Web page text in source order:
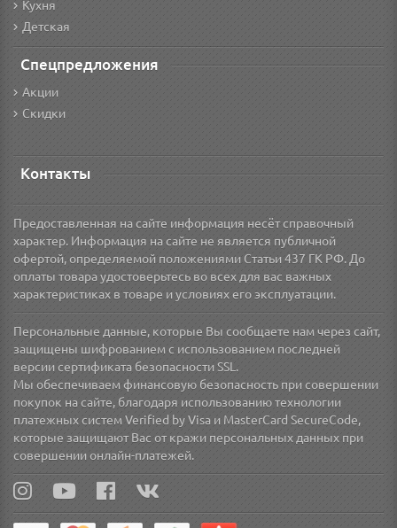
Кухня
Детская
Спецпредложения
Акции
Скидки
Контакты
Предоставленная на сайте информация несёт справочный
характер. Информация на сайте не является публичной
офертой, определяемой положениями Статьи 437 ГК РФ. До
оплаты товара удостоверьтесь во всех для вас важных
характеристиках в товаре и условиях его эксплуатации.
Персональные данные, которые Вы сообщаете нам через сайт,
защищены шифрованием с использованием последней
версии сертификата безопасности SSL.
Мы обеспечиваем финансовую безопасность при совершении
покупок на сайте, благодаря использованию технологии
платежных систем Verified by Visa и MasterCard SecureCode,
которые защищают Вас от кражи персональных данных при
совершении онлайн-платежей.